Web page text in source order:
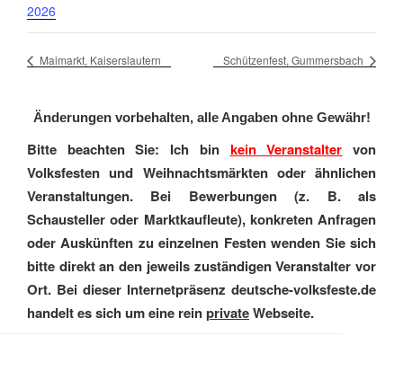
2026
Maimarkt, Kaiserslautern Schützenfest, Gummersbach
Änderungen vorbehalten, alle Angaben ohne Gewähr!
Bitte beachten Sie: Ich bin kein Veranstalter von
Volksfesten und Weihnachtsmärkten oder ähnlichen
Veranstaltungen. Bei Bewerbungen (z. B. als
Schausteller oder Marktkaufleute), konkreten Anfragen
oder Auskünften zu einzelnen Festen wenden Sie sich
bitte direkt an den jeweils zuständigen Veranstalter vor
Ort. Bei dieser Internetpräsenz deutsche-volksfeste.de
handelt es sich um eine reinprivateWebseite.